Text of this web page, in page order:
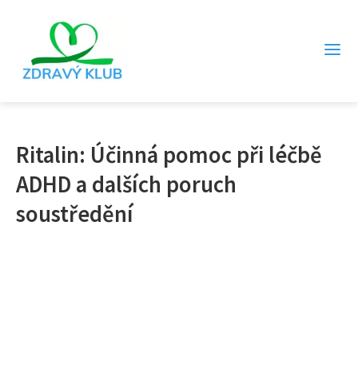
Ritalin: Účinná pomoc při léčbě
ADHD a dalších poruch
soustředění